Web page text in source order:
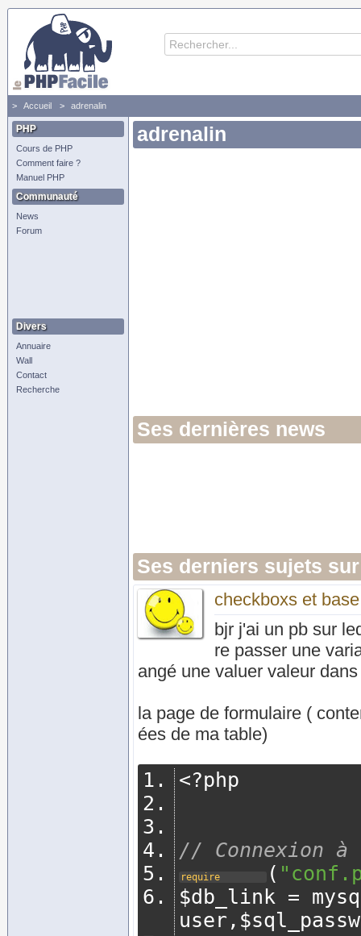
Accueil adrenalin
PHP
Cours de PHP
Comment faire ?
Manuel PHP
Communauté
News
Forum
Divers
Annuaire
Wall
Contact
Recherche
adrenalin
Ses dernières news
Ses derniers sujets
checkboxs et
bjr j'ai un pb sur
re passer une
angé une valuer valeur
la page de formulaire (
ées de ma table)
<?php
// Connexion à
require (
$db_link =
user ,